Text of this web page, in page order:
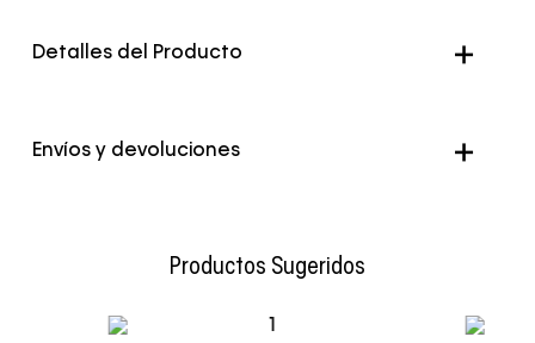
Detalles del Producto
Envíos y devoluciones
Productos Sugeridos